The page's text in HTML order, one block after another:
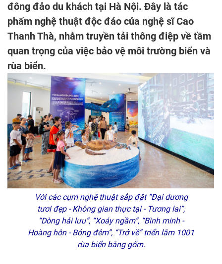
đông đảo du khách tại Hà Nội. Đây là tác
phẩm nghệ thuật độc đáo của nghệ sĩ Cao
Thanh Thà, nhằm truyền tải thông điệp về tầm
quan trọng của việc bảo vệ môi trường biển và
rùa biển.
Với các cụm nghệ thuật sắp đặt “Đại dương
tươi đẹp - Không gian thực tại - Tương lai”,
“Dòng hải lưu”, “Xoáy ngầm”, “Bình minh -
Hoàng hôn - Bóng đêm”, “Trở về” triển lãm 1001
rùa biển bằng gốm.